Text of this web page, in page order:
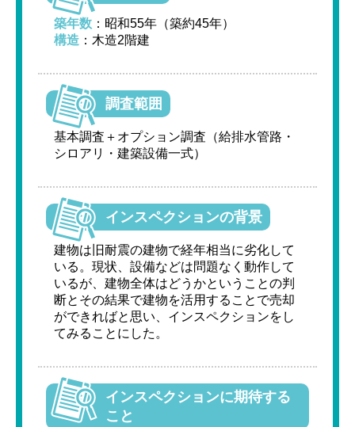
築年数 ：昭和55年（築約45年）
構造 ：木造2階建
調査範囲
基本調査＋オプション調査（給排水管路・
シロアリ・建築設備一式）
インスペクションの背景
建物は旧耐震の建物で経年相当に劣化して
いる。現状、設備などは問題なく動作して
いるが、建物全体はどうかということの判
断とその結果で建物を活用することで売却
ができればと思い、インスペクションをし
てみることにした。
インスペクションに期待する
こと